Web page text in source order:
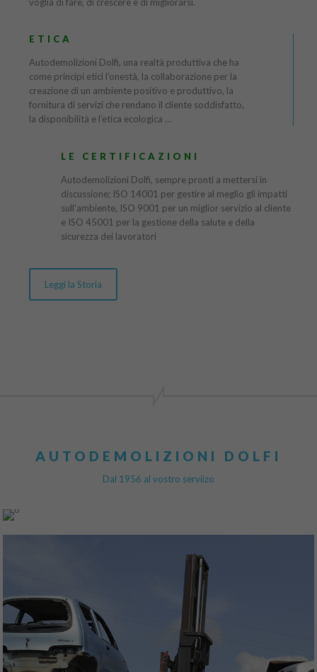
ETICA
Autodemolizioni Dolfi, una realtà produttiva che ha
come principi etici l’onestà, la collaborazione per la
creazione di un ambiente positivo e produttivo, la
fornitura di servizi che rendano il cliente soddisfatto,
la disponibilità e l’etica ecologica …
LE CERTIFICAZIONI
Autodemolizioni Dolfi, sempre pronti a mettersi in
discussione; ISO 14001 per gestire al meglio gli impatti
sull'ambiente, ISO 9001 per un miglior servizio al cliente
e ISO 45001 per la gestione della salute e della
sicurezza dei lavoratori
Leggi la Storia
AUTODEMOLIZIONI DOLFI
Dal 1956 al vostro serviizo